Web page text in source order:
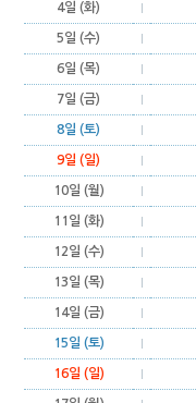
4일 (화)
5일 (수)
6일 (목)
7일 (금)
8일 (토)
9일 (일)
10일 (월)
11일 (화)
12일 (수)
13일 (목)
14일 (금)
15일 (토)
16일 (일)